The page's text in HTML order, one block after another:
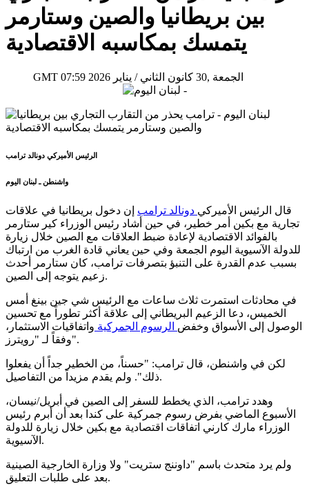
بين بريطانيا والصين وستارمر
يتمسك بمكاسبه الاقتصادية
GMT 07:59 2026 الجمعة ,30 كانون الثاني / يناير
الرئيس الأميركي دونالد ترامب
واشنطن ـ لبنان اليوم
قال الرئيس الأميركي دونالد ترامب إن دخول بريطانيا في علاقات
تجارية مع بكين أمر خطير، في حين أشاد رئيس الوزراء كير ستارمر
بالفوائد الاقتصادية لإعادة ضبط العلاقات مع الصين خلال زيارة
للدولة الآسيوية اليوم الجمعة وفي حين يعاني قادة الغرب من ارتباك
بسبب عدم القدرة على التنبؤ بتصرفات ترامب، كان ستارمر أحدث
زعيم يتوجه إلى الصين.
في محادثات استمرت ثلاث ساعات مع الرئيس شي جين بينغ أمس
الخميس، دعا الزعيم البريطاني إلى علاقة أكثر تطوراً مع تحسين
الوصول إلى الأسواق وخفض الرسوم الجمركية واتفاقيات الاستثمار،
وفقاً لـ "رويترز".
لكن في واشنطن، قال ترامب: "حسناً، من الخطير جداً أن يفعلوا
ذلك". ولم يقدم مزيداً من التفاصيل.
وهدد ترامب، الذي يخطط للسفر إلى الصين في أبريل/نيسان،
الأسبوع الماضي بفرض رسوم جمركية على كندا بعد أن أبرم رئيس
الوزراء مارك كارني اتفاقات اقتصادية مع بكين خلال زيارة للدولة
الآسيوية.
ولم يرد متحدث باسم "داوننج ستريت" ولا وزارة الخارجية الصينية
بعد على طلبات التعليق.